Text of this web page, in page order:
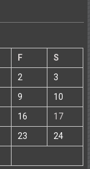
F
S
2
3
9
10
16
17
23
24